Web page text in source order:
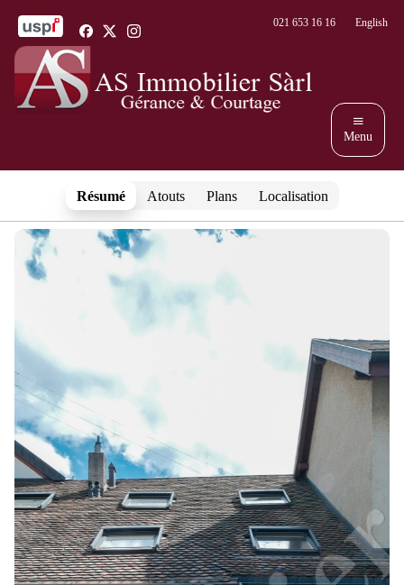
Menu
021 653 16 16 English
Services
À louer
À propos
Contactez-nous
Résumé Atouts Plans Localisation